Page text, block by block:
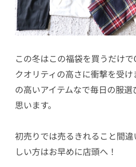
この冬はこの福袋を買うだけ
クオリティの高さに衝撃を受
の高いアイテムなで毎日の服
思います。
初売りでは売るきれること間
しい方はお早めに店頭へ！